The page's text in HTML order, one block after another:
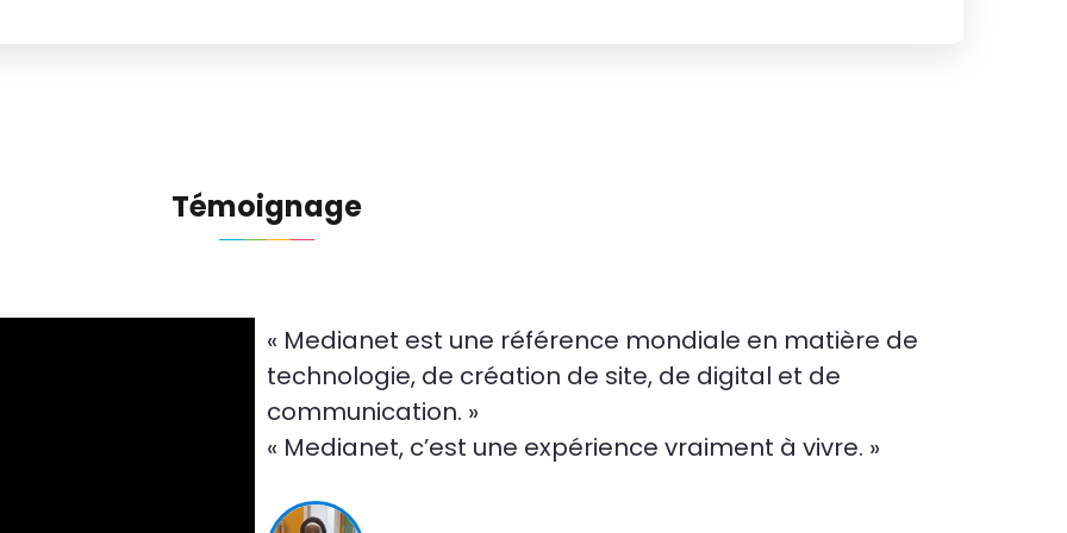
Témoignage
« Medianet est une référence mondiale en matière de
technologie, de création de site, de digital et de
communication. »
« Medianet, c’est une expérience vraiment à vivre. »